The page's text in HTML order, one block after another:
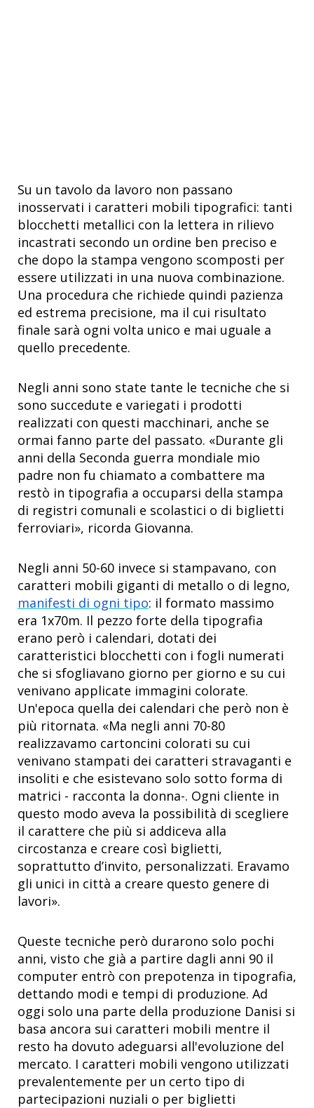
Su un tavolo da lavoro non passano
inosservati i caratteri mobili tipografici: tanti
blocchetti metallici con la lettera in rilievo
incastrati secondo un ordine ben preciso e
che dopo la stampa vengono scomposti per
essere utilizzati in una nuova combinazione.
Una procedura che richiede quindi pazienza
ed estrema precisione, ma il cui risultato
finale sarà ogni volta unico e mai uguale a
quello precedente.
Negli anni sono state tante le tecniche che si
sono succedute e variegati i prodotti
realizzati con questi macchinari, anche se
ormai fanno parte del passato. «Durante gli
anni della Seconda guerra mondiale mio
padre non fu chiamato a combattere ma
restò in tipografia a occuparsi della stampa
di registri comunali e scolastici o di biglietti
ferroviari», ricorda Giovanna.
Negli anni 50-60 invece si stampavano, con
caratteri mobili giganti di metallo o di legno,
manifesti di ogni tipo: il formato massimo
era 1x70m. Il pezzo forte della tipografia
erano però i calendari, dotati dei
caratteristici blocchetti con i fogli numerati
che si sfogliavano giorno per giorno e su cui
venivano applicate immagini colorate.
Un'epoca quella dei calendari che però non è
più ritornata. «Ma negli anni 70-80
realizzavamo cartoncini colorati su cui
venivano stampati dei caratteri stravaganti e
insoliti e che esistevano solo sotto forma di
matrici - racconta la donna-. Ogni cliente in
questo modo aveva la possibilità di scegliere
il carattere che più si addiceva alla
circostanza e creare così biglietti,
soprattutto d’invito, personalizzati. Eravamo
gli unici in città a creare questo genere di
lavori».
Queste tecniche però durarono solo pochi
anni, visto che già a partire dagli anni 90 il
computer entrò con prepotenza in tipografia,
dettando modi e tempi di produzione. Ad
oggi solo una parte della produzione Danisi si
basa ancora sui caratteri mobili mentre il
resto ha dovuto adeguarsi all'evoluzione del
mercato. I caratteri mobili vengono utilizzati
prevalentemente per un certo tipo di
partecipazioni nuziali o per biglietti